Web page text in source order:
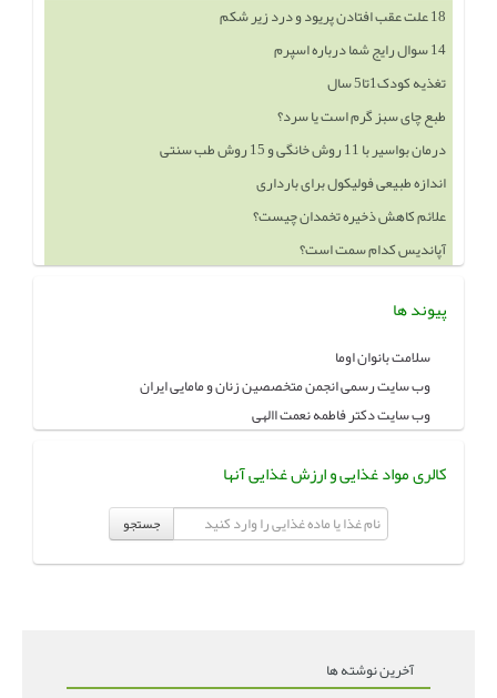
18 علت عقب افتادن پریود و درد زیر شکم
14 سوال رایج شما درباره اسپرم
تغذیه کودک1تا5 سال
طبع چای سبز گرم است یا سرد؟
درمان بواسیر با 11 روش خانگی و 15 روش طب سنتی
اندازه طبیعی فولیکول برای بارداری
علائم کاهش ذخیره تخمدان چیست؟
آپاندیس کدام سمت است؟
پیوند ها
سلامت بانوان اوما
وب سایت رسمی انجمن متخصصین زنان و مامایی ایران
وب سایت دکتر فاطمه نعمت االهی
کالری مواد غذایی و ارزش غذایی آنها
جستجو
آخرین نوشته ها